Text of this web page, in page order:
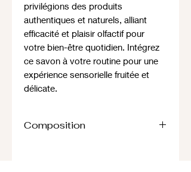
privilégions des produits
authentiques et naturels, alliant
efficacité et plaisir olfactif pour
votre bien-être quotidien. Intégrez
ce savon à votre routine pour une
expérience sensorielle fruitée et
délicate.
Composition